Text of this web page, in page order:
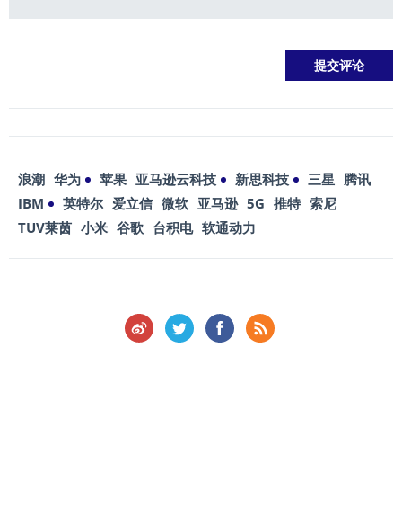
浪潮 华为 苹果 亚马逊云科技 新思科技 三星 腾讯
IBM
英特尔 爱立信 微软 亚马逊 5G 推特 索尼
TUV莱茵 小米 谷歌 台积电 软通动力